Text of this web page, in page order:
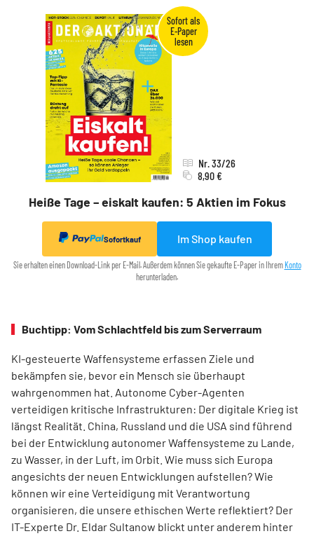
Heiße Tage – eiskalt kaufen: 5 Aktien im Fokus
Nr. 33/26
8,90 €
Sofortkauf Im Shop kaufen
Sie erhalten einen Download-Link per E-Mail. Außerdem können Sie gekaufte E-Paper in Ihrem Konto
herunterladen.
Buchtipp: Vom Schlachtfeld bis zum Serverraum
KI-gesteuerte Waffensysteme erfassen Ziele und
bekämpfen sie, bevor ein Mensch sie überhaupt
wahrgenommen hat. Autonome Cyber-Agenten
verteidigen kritische Infrastrukturen: Der digitale Krieg ist
längst Realität. China, Russland und die USA sind führend
bei der Entwicklung autonomer Waffensysteme zu Lande,
zu Wasser, in der Luft, im Orbit. Wie muss sich Europa
angesichts der neuen Entwicklungen aufstellen? Wie
können wir eine Verteidigung mit Verantwortung
organisieren, die unsere ethischen Werte reflektiert? Der
IT-Experte Dr. Eldar Sultanow blickt unter anderem hinter